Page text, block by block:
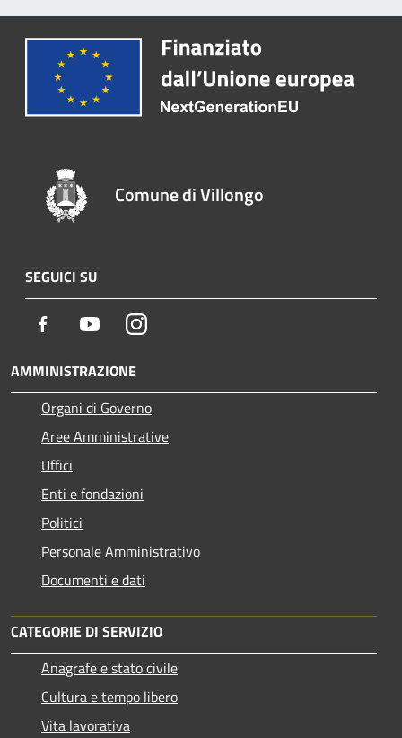
Comune di Villongo
SEGUICI SU
Facebook YoutubeInstagram
AMMINISTRAZIONE
Organi di Governo
Aree Amministrative
Uffici
Enti e fondazioni
Politici
Personale Amministrativo
Documenti e dati
CATEGORIE DI SERVIZIO
Anagrafe e stato civile
Cultura e tempo libero
Vita lavorativa